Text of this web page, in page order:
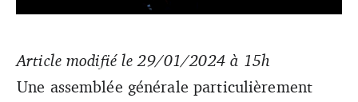
envers leur délégué général Johannes Neubert. Une
décision rare qui pointe du doigt autant le projet
artistique que des conditions de travail jugées « dégradées
Article modifié le 29/01/2024 à 15h
Une assemblée générale particulièrement